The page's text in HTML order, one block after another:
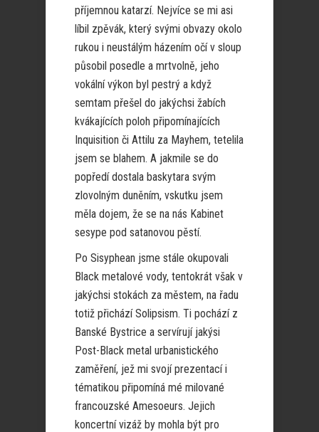
příjemnou katarzí. Nejvíce se mi asi
líbil zpěvák, který svými obvazy okolo
rukou i neustálým házením očí v sloup
působil posedle a mrtvolně, jeho
vokální výkon byl pestrý a když
semtam přešel do jakýchsi žabích
kvákajících poloh připomínajících
Inquisition či Attilu za Mayhem, tetelila
jsem se blahem. A jakmile se do
popředí dostala baskytara svým
zlovolným duněním, vskutku jsem
měla dojem, že se na nás Kabinet
sesype pod satanovou pěstí.
Po Sisyphean jsme stále okupovali
Black metalové vody, tentokrát však v
jakýchsi stokách za městem, na řadu
totiž přichází Solipsism. Ti pochází z
Banské Bystrice a servírují jakýsi
Post-Black metal urbanistického
zaměření, jež mi svojí prezentací i
tématikou připomíná mé milované
francouzské Amesoeurs. Jejich
koncertní vizáž by mohla být pro